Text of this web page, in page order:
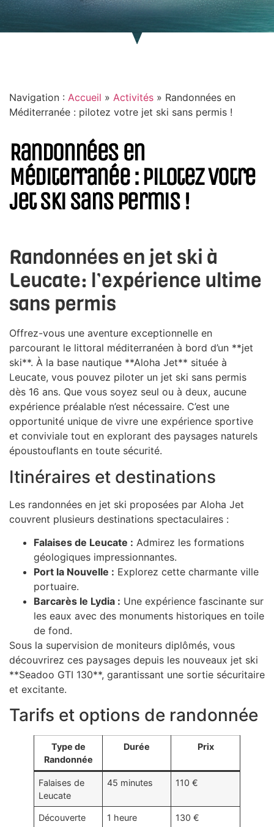
Navigation : Accueil » Activités » Randonnées en
Méditerranée : pilotez votre jet ski sans permis !
Randonnées en
Méditerranée : pilotez votre
jet ski sans permis !
Randonnées en jet ski à
Leucate: l’expérience ultime
sans permis
Offrez-vous une aventure exceptionnelle en
parcourant le littoral méditerranéen à bord d’un **jet
ski**. À la base nautique **Aloha Jet** située à
Leucate, vous pouvez piloter un jet ski sans permis
dès 16 ans. Que vous soyez seul ou à deux, aucune
expérience préalable n’est nécessaire. C’est une
opportunité unique de vivre une expérience sportive
et conviviale tout en explorant des paysages naturels
époustouflants en toute sécurité.
Itinéraires et destinations
Les randonnées en jet ski proposées par Aloha Jet
couvrent plusieurs destinations spectaculaires :
Falaises de Leucate : Admirez les formations
géologiques impressionnantes.
Port la Nouvelle : Explorez cette charmante ville
portuaire.
Barcarès le Lydia : Une expérience fascinante sur
les eaux avec des monuments historiques en toile
de fond.
Sous la supervision de moniteurs diplômés, vous
découvrirez ces paysages depuis les nouveaux jet ski
**Seadoo GTI 130**, garantissant une sortie sécuritaire
et excitante.
Tarifs et options de randonnée
Type de
Randonnée
Durée Prix
Falaises de
Leucate
45 minutes 110 €
Découverte 1 heure 130 €